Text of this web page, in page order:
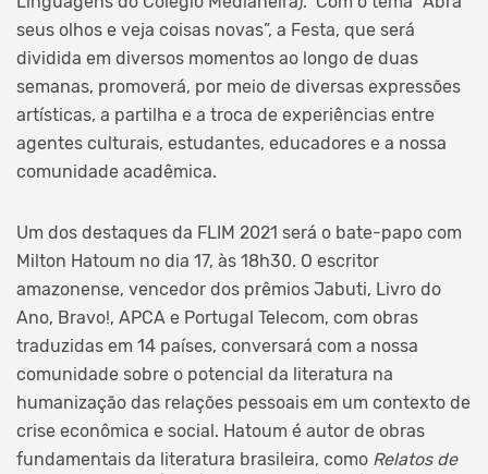
seus olhos e veja coisas novas”, a Festa, que será
dividida em diversos momentos ao longo de duas
semanas, promoverá, por meio de diversas expressões
artísticas, a partilha e a troca de experiências entre
agentes culturais, estudantes, educadores e a nossa
comunidade acadêmica.
Um dos destaques da FLIM 2021 será o bate-papo com
Milton Hatoum no dia 17, às 18h30. O escritor
amazonense, vencedor dos prêmios Jabuti, Livro do
Ano, Bravo!, APCA e Portugal Telecom, com obras
traduzidas em 14 países, conversará com a nossa
comunidade sobre o potencial da literatura na
humanização das relações pessoais em um contexto de
crise econômica e social. Hatoum é autor de obras
fundamentais da literatura brasileira, como Relatos de